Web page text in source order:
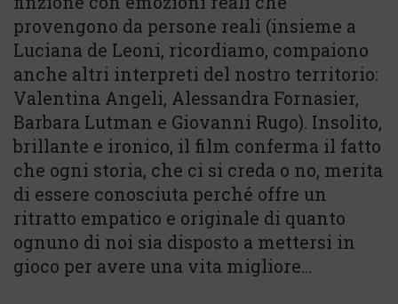
provengono da persone reali (insieme a
Luciana de Leoni, ricordiamo, compaiono
anche altri interpreti del nostro territorio:
Valentina Angeli, Alessandra Fornasier,
Barbara Lutman e Giovanni Rugo). Insolito,
brillante e ironico, il film conferma il fatto
che ogni storia, che ci si creda o no, merita
di essere conosciuta perché offre un
ritratto empatico e originale di quanto
ognuno di noi sia disposto a mettersi in
gioco per avere una vita migliore…